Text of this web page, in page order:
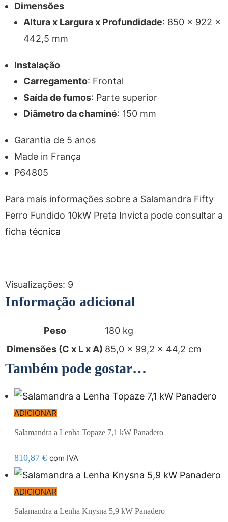
Dimensões
Altura x Largura x Profundidade: 850 x 922 x
442,5 mm
Instalação
Carregamento: Frontal
Saída de fumos: Parte superior
Diâmetro da chaminé: 150 mm
Garantia de 5 anos
Made in França
P64805
Para mais informações sobre a Salamandra Fifty
Ferro Fundido 10kW Preta Invicta pode consultar a
ficha técnica
Visualizações: 9
Informação adicional
Peso
180 kg
Dimensões (C x L x A) 85,0 × 99,2 × 44,2 cm
Também pode gostar…
ADICIONAR
Salamandra a Lenha Topaze 7,1 kW Panadero
810,87 € com IVA
ADICIONAR
Salamandra a Lenha Knysna 5,9 kW Panadero